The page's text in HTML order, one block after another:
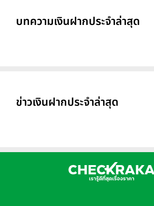
บทความเงินฝากประจำล่าสุด
ข่าวเงินฝากประจำล่าสุด